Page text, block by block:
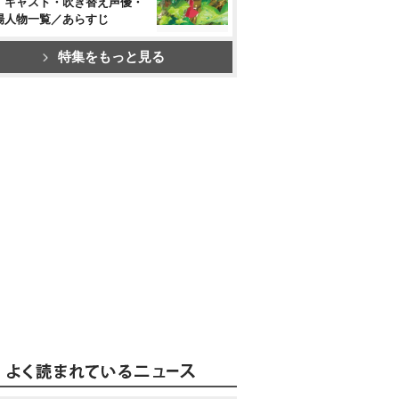
人物一覧／あらすじ
特集をもっと見る